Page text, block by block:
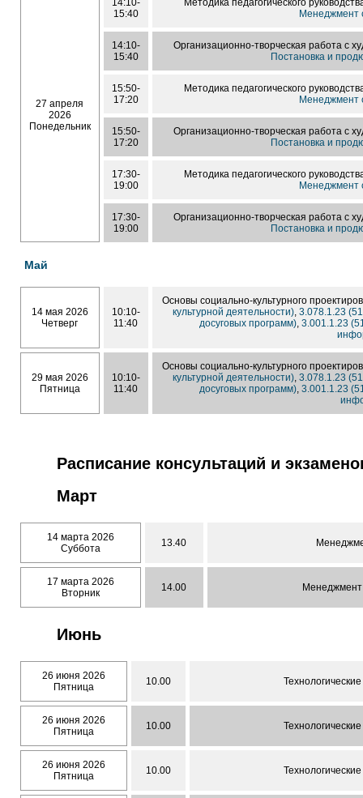
27 апреля
2026
Понедельник
14:10-
15:40
Методика педагогического
Менеджмент
14:10-
15:40
Организационно-творческая работа с
Постановка и
15:50-
17:20
Методика педагогического
Менеджмент
15:50-
17:20
Организационно-творческая работа с
Постановка и
17:30-
19:00
Методика педагогического
Менеджмент
17:30-
19:00
Организационно-творческая работа с
Постановка и
Май
14 мая 2026
Четверг
10:10-
11:40
Основы социально-культурного
культурной деятельности),3.078.1.23
досуговых программ),3.001.1.23
29 мая 2026
Пятница
10:10-
11:40
Основы социально-культурного
культурной деятельности),3.078.1.23
досуговых программ),3.001.1.23
Расписание консультаций и
Март
14 марта 2026
Суббота
13.40
17 марта 2026
Вторник
14.00 Менеджмент
Июнь
26 июня 2026
Пятница
10.00
26 июня 2026
Пятница
10.00
26 июня 2026
Пятница
10.00